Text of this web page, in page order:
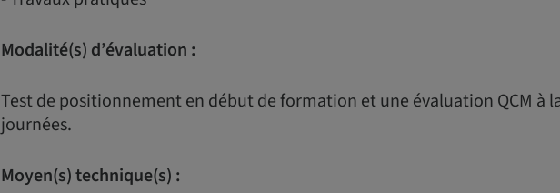
Modalité(s) d’évaluation :
Test de positionnement en début de formation et une évaluation QCM à
journées.
Moyen(s) technique(s) :